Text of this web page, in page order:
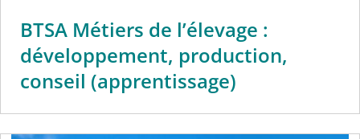
BTSA Métiers de l’élevage :
développement, production,
conseil (apprentissage)